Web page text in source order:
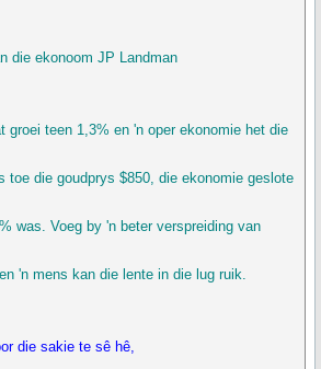
die ekonoom JP Landman
groei teen 1,3% en 'n oper ekonomie het die
toe die goudprys $850, die ekonomie geslote
was. Voeg by 'n beter verspreiding van
'n mens kan die lente in die lug ruik.
die sakie te sê hê,